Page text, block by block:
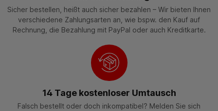
Sicher bestellen, heißt auch sicher bezahlen – Wir bieten Ihnen
verschiedene Zahlungsarten an, wie bspw. den Kauf auf
Rechnung, die Bezahlung mit PayPal oder auch Kreditkarte.
14 Tage kostenloser Umtausch
Falsch bestellt oder doch inkompatibel? Melden Sie sich